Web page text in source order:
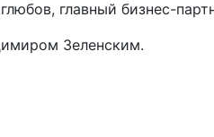
главный бизнес-
Зеленским.